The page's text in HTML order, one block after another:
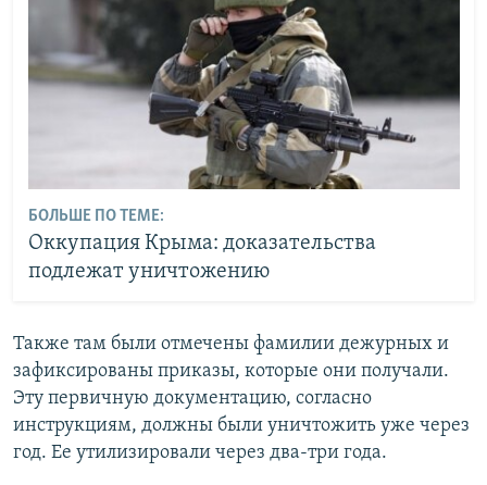
БОЛЬШЕ ПО ТЕМЕ:
Оккупация Крыма: доказательства
подлежат уничтожению
Также там были отмечены фамилии дежурных и
зафиксированы приказы, которые они получали.
Эту первичную документацию, согласно
инструкциям, должны были уничтожить уже через
год. Ее утилизировали через два-три года.